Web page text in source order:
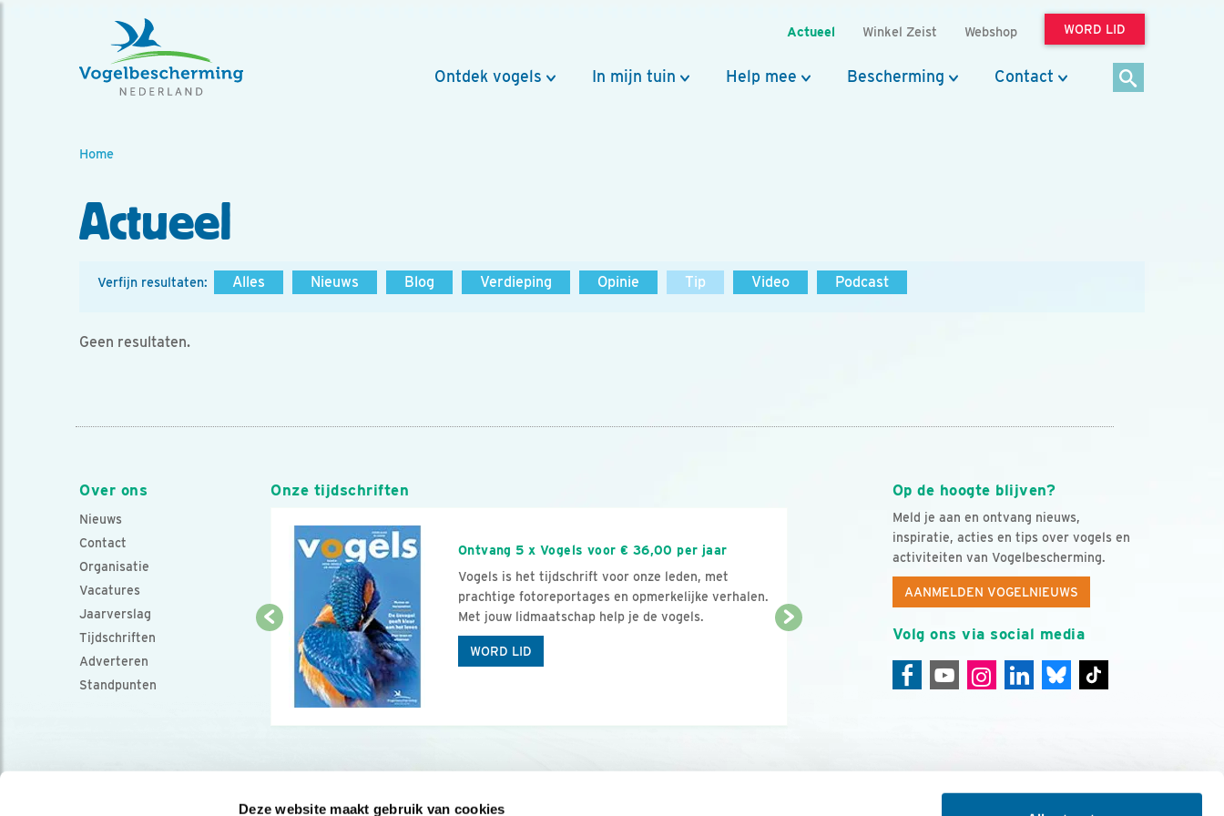
Deze website maakt gebruik van cookies
Actueel Winkel Zeist Webshop WORD LID
Ontdek vogels In mijn tuin Help mee Bescherming Contact
Home
Actueel
Verfijn resultaten: Alles Nieuws Blog Verdieping Opinie Tip Video Podcast
Geen resultaten.
Over ons
Nieuws
Contact
Organisatie
Vacatures
Jaarverslag
Tijdschriften
Adverteren
Standpunten
Op de hoogte blijven?
Meld je aan en ontvang nieuws,
inspiratie, acties en tips over vogels en
activiteiten van Vogelbescherming.
AANMELDEN VOGELNIEUWS
Volg ons via social media
Onze tijdschriften
Ontvang 5 x Vogels voor € 36,00 per jaar
Vogels is het tijdschrift voor onze leden, met
prachtige fotoreportages en opmerkelijke verhalen.
Met jouw lidmaatschap help je de vogels.
WORD LID